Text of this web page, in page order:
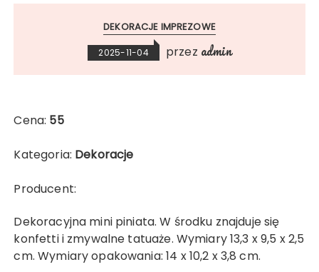
DEKORACJE IMPREZOWE
2025-11-04 przez admin
Cena: 55
Kategoria: Dekoracje
Producent:
Dekoracyjna mini piniata. W środku znajduje się
konfetti i zmywalne tatuaże. Wymiary 13,3 x 9,5 x 2,5
cm. Wymiary opakowania: 14 x 10,2 x 3,8 cm.